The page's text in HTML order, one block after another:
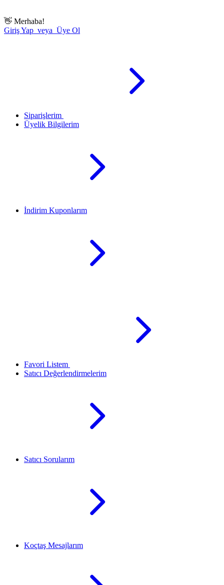
👋 Merhaba!
Giriş Yap veya Üye Ol
Siparişlerim
Üyelik Bilgilerim
İndirim Kuponlarım
Favori Listem
Satıcı Değerlendirmelerim
Satıcı Sorularım
Koçtaş Mesajlarım